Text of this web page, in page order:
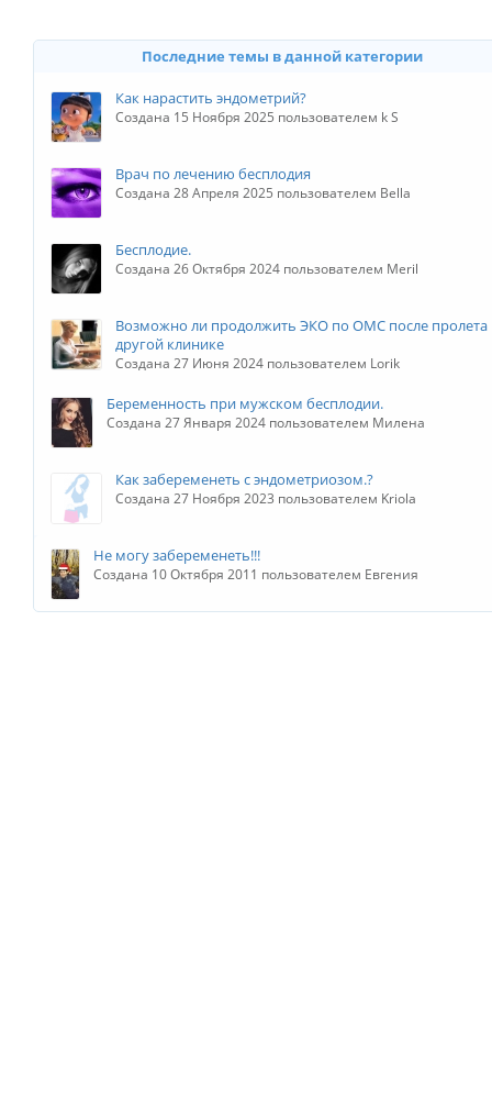
Последние темы в данной категории
Как нарастить эндометрий?
Создана 15 Ноября 2025 пользователем k S
Врач по лечению бесплодия
Создана 28 Апреля 2025 пользователем Bella
Бесплодие.
Создана 26 Октября 2024 пользователем Meril
Возможно ли продолжить ЭКО по ОМС после пролета
другой клинике
Создана 27 Июня 2024 пользователем Lorik
Беременность при мужском бесплодии.
Создана 27 Января 2024 пользователем Милена
Как забеременеть с эндометриозом.?
Создана 27 Ноября 2023 пользователем Kriola
Не могу забеременеть!!!
Создана 10 Октября 2011 пользователем Евгения